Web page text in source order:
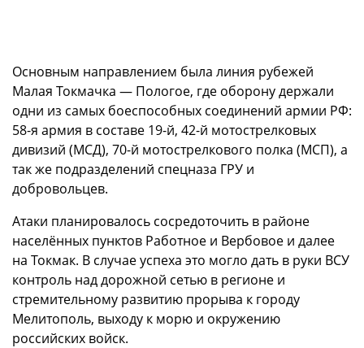
Основным направлением была линия рубежей
Малая Токмачка — Пологое, где оборону держали
одни из самых боеспособных соединений армии РФ:
58-я армия в составе 19-й, 42-й мотострелковых
дивизий (МСД), 70-й мотострелкового полка (МСП), а
так же подразделений спецназа ГРУ и
добровольцев.
Атаки планировалось сосредоточить в районе
населённых пунктов Работное и Вербовое и далее
на Токмак. В случае успеха это могло дать в руки ВСУ
контроль над дорожной сетью в регионе и
стремительному развитию прорыва к городу
Мелитополь, выходу к морю и окружению
российских войск.